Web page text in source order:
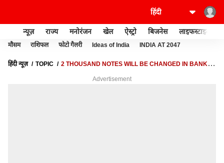
न्यूज़ राज्य मनोरंजन खेल ऐस्ट्रो बिजनेस लाइफस्टाइल
मौसम राशिफल फोटो गैलरी Ideas of India INDIA AT 2047
हिंदी न्यूज़ TOPIC
2 THOUSAND NOTES WILL BE CHANGED IN BANKS
Advertisement